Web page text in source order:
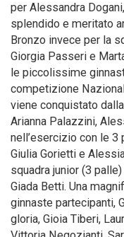
per Alessandra
splendido e meritato
Bronzo invece per la
Giorgia Passeri e
le piccolissime
competizione
viene conquistato
Arianna Palazzini,
nell’esercizio con le 3
Giulia Gorietti e
squadra junior (3
Giada Betti. Una
ginnaste partecipanti,
gloria, Gioia Tiberi,